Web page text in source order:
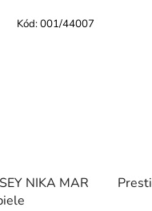
NIKA MAR
Kód:001/44007